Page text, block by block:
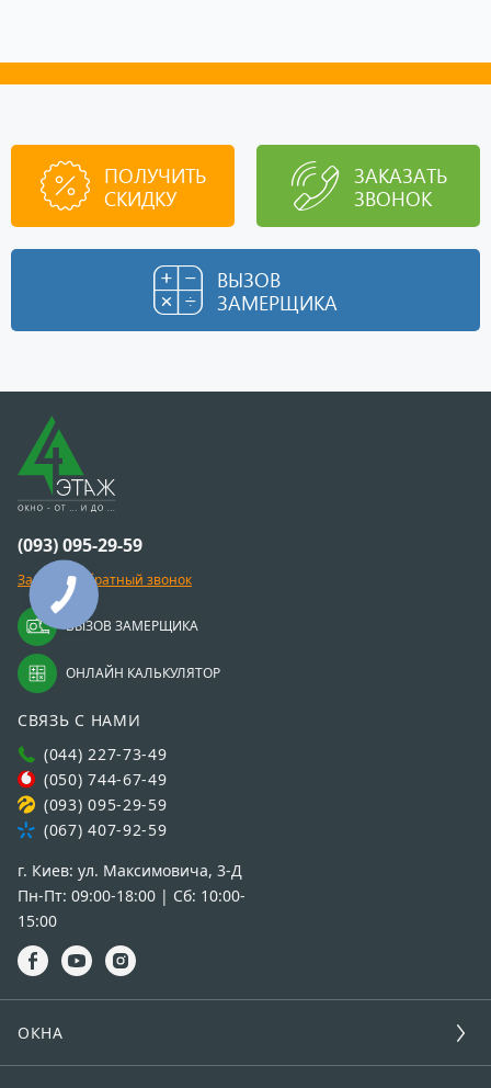
ПОЛУЧИТЬ
СКИДКУ
ЗАКАЗАТЬ
ЗВОНОК
ВЫЗОВ
ЗАМЕРЩИКА
(093) 095-29-59
Заказать обратный звонок
ВЫЗОВ ЗАМЕРЩИКА
ОНЛАЙН КАЛЬКУЛЯТОР
ОКНА
СВЯЗЬ С НАМИ
(044) 227-73-49
(050) 744-67-49
(093) 095-29-59
(067) 407-92-59
г. Киев: ул. Максимовича, 3-Д
Пн-Пт: 09:00-18:00 | Сб: 10:00-
15:00